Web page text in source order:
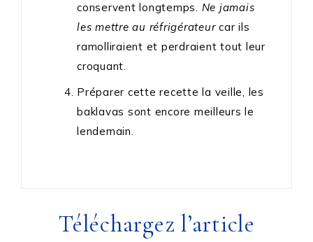
conservent longtemps. Ne jamais
les mettre au réfrigérateur car ils
ramolliraient et perdraient tout leur
croquant.
Préparer cette recette la veille, les
baklavas sont encore meilleurs le
lendemain.
Téléchargez l’article